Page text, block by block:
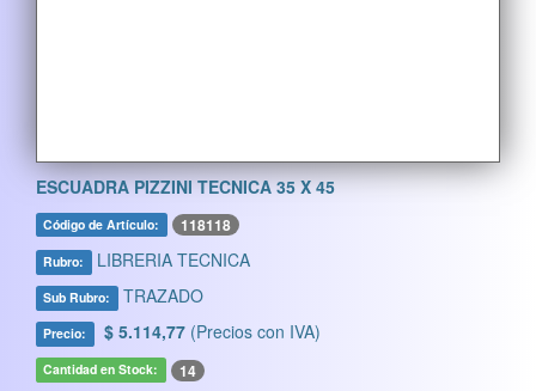
ESCUADRA PIZZINI TECNICA 35 X 45
Código de Artículo: 118118
Rubro: LIBRERIA TECNICA
Sub Rubro: TRAZADO
Precio: $ 5.114,77 (Precios con IVA)
Cantidad en Stock: 14